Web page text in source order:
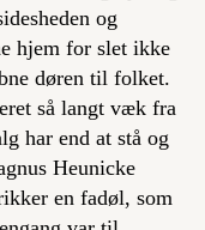
og
hjem for slet ikke
døren til folket.
så langt væk fra
har end at stå og
Heunicke
en fadøl, som